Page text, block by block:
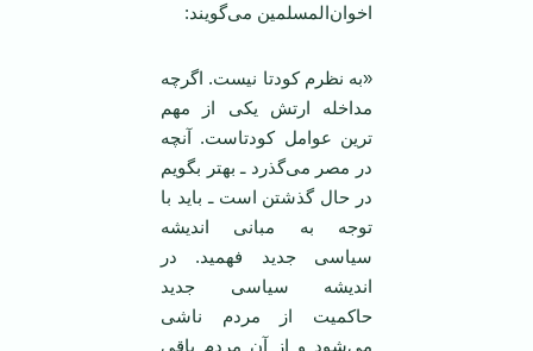
اخوان‌المسلمین می‌گویند:
«به نظرم کودتا نیست. اگرچه
مداخله ارتش یکی از مهم
ترین عوامل کودتاست. آنچه
در مصر می‌گذرد ـ بهتر بگویم
در حال گذشتن است ـ باید با
توجه به مبانی اندیشه
سیاسی جدید فهمید. در
اندیشه سیاسی جدید
حاکمیت از مردم ناشی
می‌شود و از آن مردم باقی